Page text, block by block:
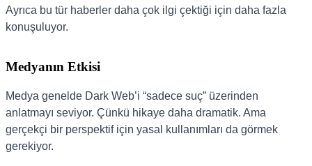
Ayrıca bu tür haberler daha çok ilgi çektiği için daha fazla
konuşuluyor.
Medyanın Etkisi
Medya genelde Dark Web’i “sadece suç” üzerinden
anlatmayı seviyor. Çünkü hikaye daha dramatik. Ama
gerçekçi bir perspektif için yasal kullanımları da görmek
gerekiyor.